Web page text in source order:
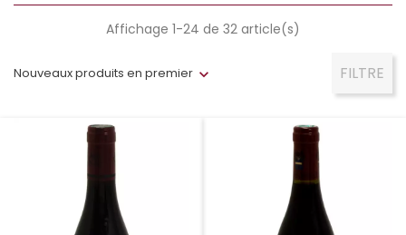
Nouveaux produits en premier FILTRE
Affichage 1-24 de 32 article(s)